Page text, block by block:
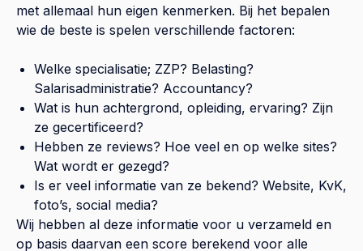
met allemaal hun eigen kenmerken. Bij het bepalen
wie de beste is spelen verschillende factoren:
Welke specialisatie; ZZP? Belasting?
Salarisadministratie? Accountancy?
Wat is hun achtergrond, opleiding, ervaring? Zijn
ze gecertificeerd?
Hebben ze reviews? Hoe veel en op welke sites?
Wat wordt er gezegd?
Is er veel informatie van ze bekend? Website, KvK,
foto’s, social media?
Wij hebben al deze informatie voor u verzameld en
op basis daarvan een score berekend voor alle